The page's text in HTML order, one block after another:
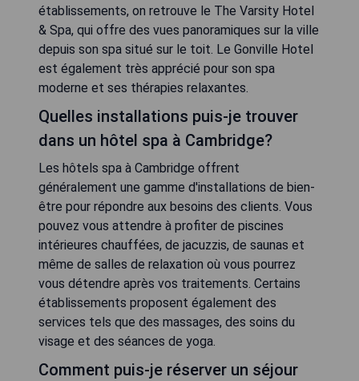
établissements, on retrouve le The Varsity Hotel
& Spa, qui offre des vues panoramiques sur la ville
depuis son spa situé sur le toit. Le Gonville Hotel
est également très apprécié pour son spa
moderne et ses thérapies relaxantes.
Quelles installations puis-je trouver
dans un hôtel spa à Cambridge?
Les hôtels spa à Cambridge offrent
généralement une gamme d'installations de bien-
être pour répondre aux besoins des clients. Vous
pouvez vous attendre à profiter de piscines
intérieures chauffées, de jacuzzis, de saunas et
même de salles de relaxation où vous pourrez
vous détendre après vos traitements. Certains
établissements proposent également des
services tels que des massages, des soins du
visage et des séances de yoga.
Comment puis-je réserver un séjour